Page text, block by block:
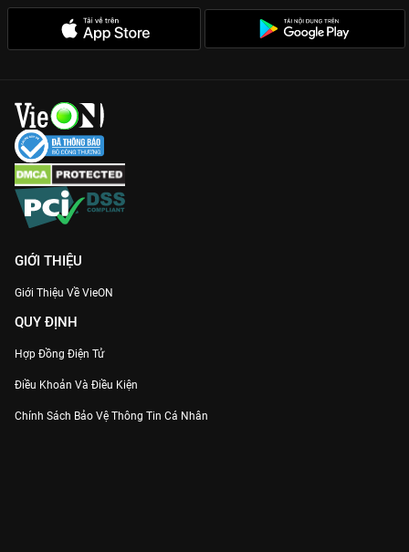
GIỚI THIỆU
Giới Thiệu Về VieON
QUY ĐỊNH
Hợp Đồng Điện Tử
Điều Khoản Và Điều Kiện
Chính Sách Bảo Vệ Thông Tin Cá Nhân